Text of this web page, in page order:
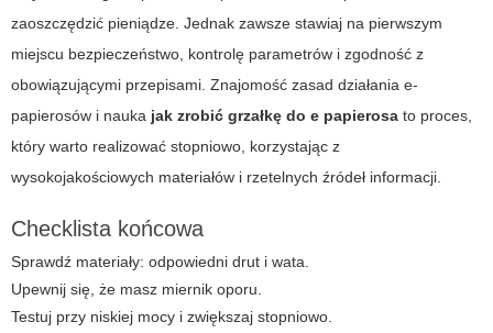
zaoszczędzić pieniądze. Jednak zawsze stawiaj na pierwszym
miejscu bezpieczeństwo, kontrolę parametrów i zgodność z
obowiązującymi przepisami. Znajomość zasad działania e-
papierosów i nauka jak zrobić grzałkę do e papierosa to proces,
który warto realizować stopniowo, korzystając z
wysokojakościowych materiałów i rzetelnych źródeł informacji.
Checklista końcowa
Sprawdź materiały: odpowiedni drut i wata.
Upewnij się, że masz miernik oporu.
Testuj przy niskiej mocy i zwiększaj stopniowo.